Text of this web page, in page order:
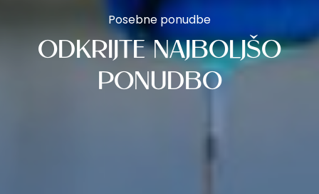
Posebne ponudbe
ODKRIJTE NAJBOLJŠO
PONUDBO